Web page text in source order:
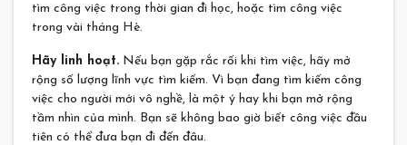
tìm công việc trong thời gian đi học, hoặc tìm công việc
trong vài tháng Hè.
Hãy linh hoạt. Nếu bạn gặp rắc rối khi tìm việc, hãy mở
rộng số lượng lĩnh vực tìm kiếm. Vì bạn đang tìm kiếm công
việc cho người mới vô nghề, là một ý hay khi bạn mở rộng
tầm nhìn của mình. Bạn sẽ không bao giờ biết công việc đầu
tiên có thể đưa bạn đi đến đâu.